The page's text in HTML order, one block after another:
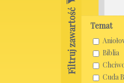
Filtruj zawartość Temat
Biblia
Cuda